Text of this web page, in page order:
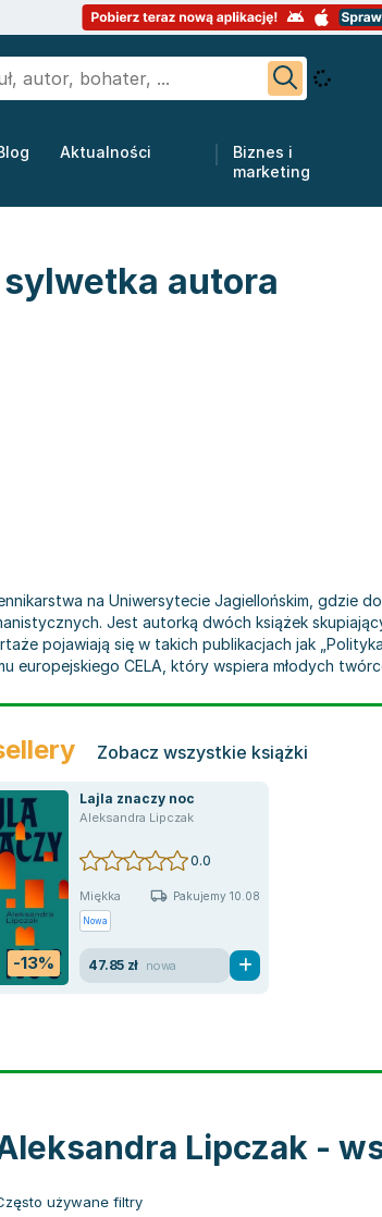
Aktualności
Biznes i
marketing
autora
na Uniwersytecie Jagiellońskim, gdzie
Jest autorką dwóch książek
pojawiają się w takich publikacjach jak
europejskiego CELA, który wspiera młodych
Zobacz wszystkie książki
-13%
Lajla znaczy noc
Aleksandra Lipczak
0.0
Miękka Pakujemy 10.08
Nowa
47.85 zł nowa
Lipczak -
używane filtry